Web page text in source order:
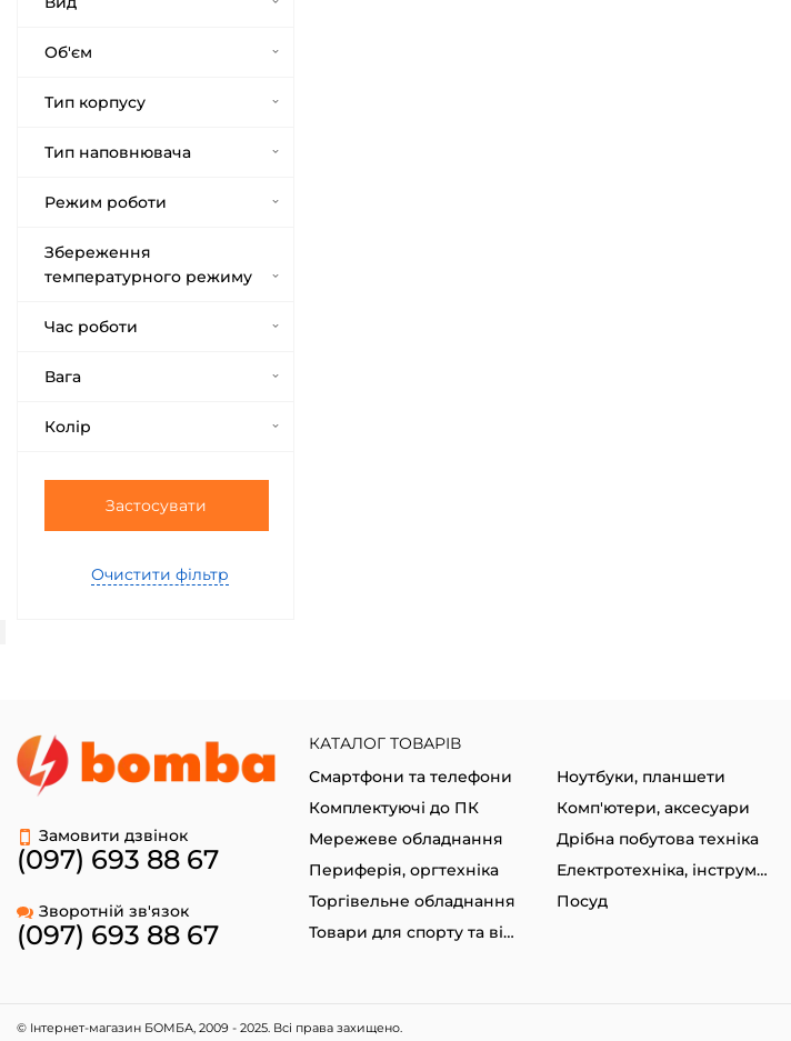
Об'єм
Тип корпусу
Тип наповнювача
Режим роботи
Збереження
температурного режиму
Час роботи
Вага
Колір
Застосувати
Очистити фільтр
Замовити дзвінок
(097) 693 88 67
Зворотній зв'язок
(097) 693 88 67
КАТАЛОГ ТОВАРІВ
Смартфони та телефони
Ноутбуки, планшети
Комплектуючі до ПК
Комп'ютери, аксесуари
Мережеве обладнання
Дрібна побутова техніка
Периферія, оргтехніка
Електротехніка, інструменти
Торгівельне обладнання
Посуд
Товари для спорту та відпочинку
© Інтернет-магазин БОМБА, 2009 - 2025. Всі права захищено.